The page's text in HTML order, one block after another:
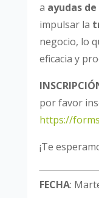
a ayudas de
impulsar la
negocio, lo
eficacia y
por favor
https://
¡Te
FECHA: